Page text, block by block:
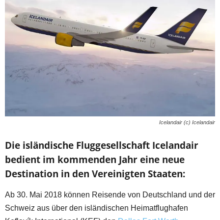
Icelandair (c) Icelandair
Die isländische Fluggesellschaft Icelandair
bedient im kommenden Jahr eine neue
Destination in den Vereinigten Staaten:
Ab 30. Mai 2018 können Reisende von Deutschland und der
Schweiz aus über den isländischen Heimatflughafen